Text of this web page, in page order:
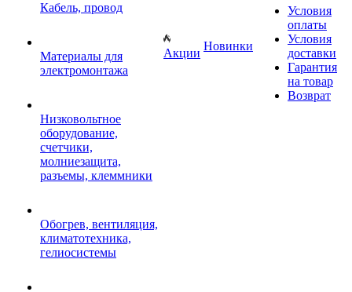
Кабель, провод
Материалы для
электромонтажа
Низковольтное
оборудование,
счетчики,
молниезащита,
разъемы, клеммники
Обогрев, вентиляция,
климатотехника,
гелиосистемы
Акции
Новинки
Условия
оплаты
Условия
доставки
Гарантия
на товар
Возврат